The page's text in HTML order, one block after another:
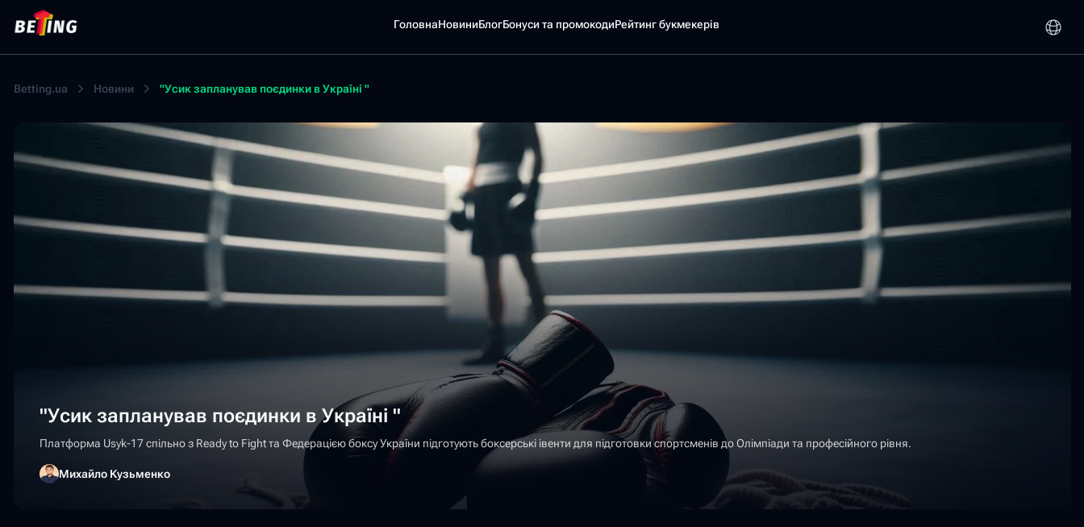
ГоловнаНовиниБлогБонуси та промокодиPейтинг букмекерів
Betting.ua Новини "Усик запланував поєдинки в Україні "
"Усик запланував поєдинки в Україні "
Платформа Usyk-17 спільно з Ready to Fight та Федерацією боксу України підготують боксерські івенти для підготовки спортсменів до Олімпіади та професійного рівня.
Михайло Кузьменко